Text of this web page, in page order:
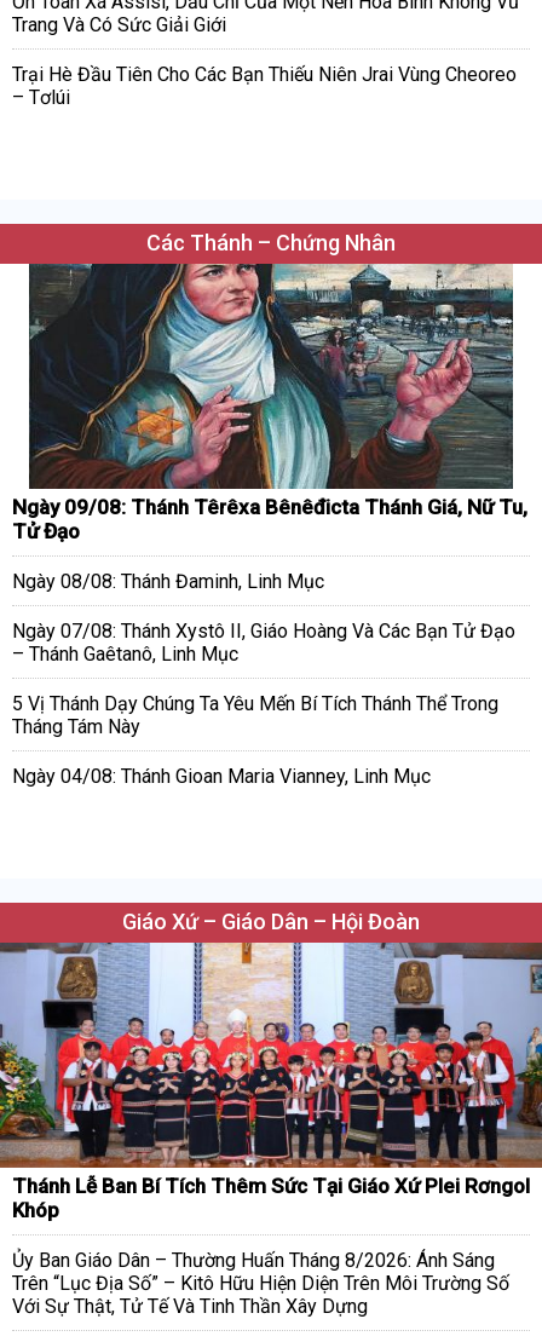
Trang Và Có Sức Giải Giới
Trại Hè Đầu Tiên Cho Các Bạn Thiếu Niên Jrai Vùng Cheoreo
– Tơlúi
Các Thánh – Chứng Nhân
Ngày 09/08: Thánh Têrêxa Bênêđicta Thánh Giá, Nữ Tu,
Tử Đạo
Ngày 08/08: Thánh Đaminh, Linh Mục
Ngày 07/08: Thánh Xystô II, Giáo Hoàng Và Các Bạn Tử Đạo
– Thánh Gaêtanô, Linh Mục
5 Vị Thánh Dạy Chúng Ta Yêu Mến Bí Tích Thánh Thể Trong
Tháng Tám Này
Ngày 04/08: Thánh Gioan Maria Vianney, Linh Mục
Giáo Xứ – Giáo Dân – Hội Đoàn
Thánh Lễ Ban Bí Tích Thêm Sức Tại Giáo Xứ Plei Rơngol
Khóp
Ủy Ban Giáo Dân – Thường Huấn Tháng 8/2026: Ánh Sáng
Trên “Lục Địa Số” – Kitô Hữu Hiện Diện Trên Môi Trường Số
Với Sự Thật, Tử Tế Và Tinh Thần Xây Dựng